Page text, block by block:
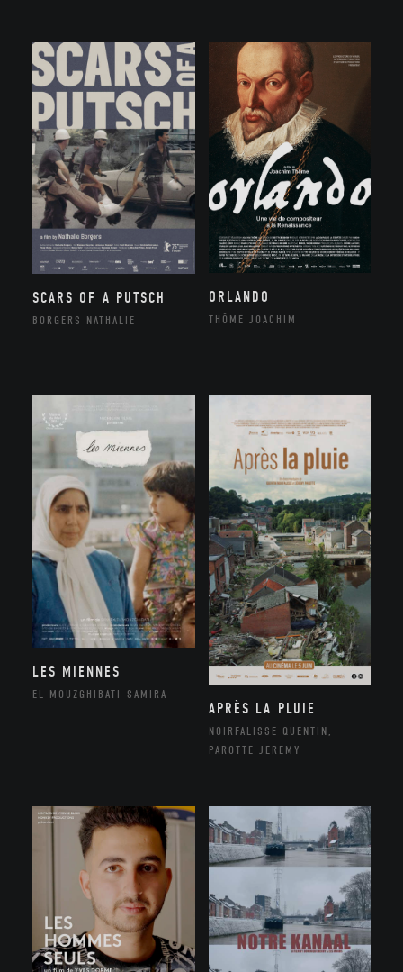
SCARS OF A PUTSCH
BORGERS NATHALIE
ORLANDO
THÔME JOACHIM
LES MIENNES
EL MOUZGHIBATI SAMIRA
APRÈS LA PLUIE
NOIRFALISSE QUENTIN,
PAROTTE JEREMY